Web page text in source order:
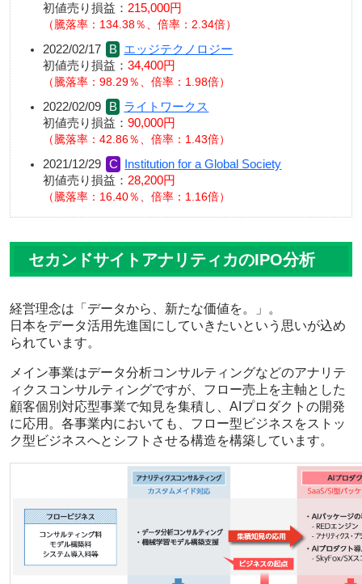
初値売り損益： 215,000円
騰落率：134.38％、倍率：2.34倍
2022/02/17
エッジテクノロジー
初値売り損益： 34,400円
騰落率：98.29％、倍率：1.98倍
2022/02/09
ライトワークス
初値売り損益： 90,000円
騰落率：42.86％、倍率：1.43倍
2021/12/29
Institution for a Global Society
初値売り損益： 28,200円
騰落率：16.40％、倍率：1.16倍
セカンドサイトアナリティカのIPO分析
経営理念は「データから、新たな価値を。」。
日本をデータ活用先進国にしていきたいという思いが込め
られています。
メイン事業はデータ分析コンサルティングなどのアナリテ
ィクスコンサルティングですが、フロー売上を主軸とした
顧客個別対応型事業で知見を集積し、AIプロダクトの開発
に応用。各事業内においても、フロー型ビジネスをストッ
ク型ビジネスへとシフトさせる構造を構築しています。